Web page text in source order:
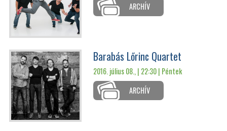
ARCHÍV
Barabás Lőrinc Quartet
2016. július 08., | 22:30 | Péntek
ARCHÍV